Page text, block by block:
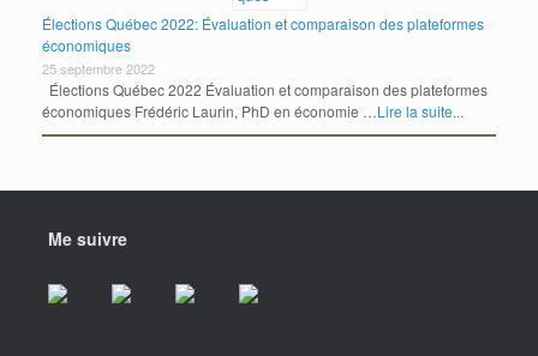
Élections Québec 2022: Évaluation et comparaison des plateformes
économiques
25 septembre 2022
Élections Québec 2022 Évaluation et comparaison des plateformes
économiques Frédéric Laurin, PhD en économie …Lire la suite...
Me suivre